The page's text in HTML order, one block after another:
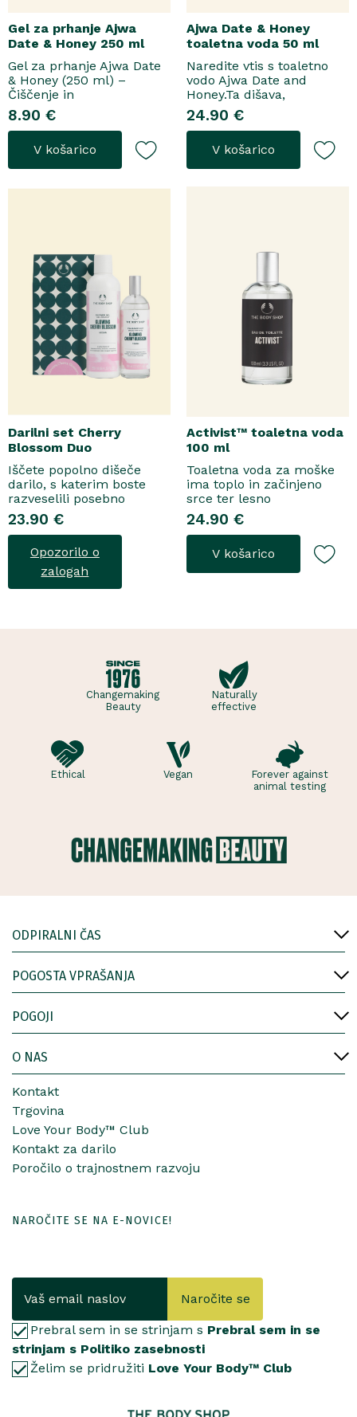
Gel za prhanje Ajwa
Date & Honey 250 ml
Gel za prhanje Ajwa Date
& Honey (250 ml) –
Čiščenje in
pomladitevSpremenite
svoje vsakodnevno
prhanje v razkošen
orientalski ritual z gelom
za prhanje Ajwa Date &
8.90 €
V košarico
Ajwa Date & Honey
toaletna voda 50 ml
Naredite vtis s toaletno
vodo Ajwa Date and
Honey.Ta dišava,
zasnovana tako za
razkošne priložnosti kot
za vsakodnevno nošenje,
se odpre z notami suhega
grozdja, labana in frezije,
24.90 €
V košarico
Darilni set Cherry
Blossom Duo
Iščete popolno dišeče
darilo, s katerim boste
razveselili posebno
osebo? Spoznajte naš
darilni set Cherry Blossom
Duo, popolno harmonijo
nežne nege in razkošnega
vonja, ki poskrbi za dobro
počutje vsak dan. Ta
23.90 €
Opozorilo o
zalogah
Activist™ toaletna voda
100 ml
Toaletna voda za moške
ima toplo in začinjeno
srce ter lesno
osnovo.Topel, začinjen
vonjToaletna voda..
24.90 €
V košarico
Changemaking
Beauty
Naturally
effective
Ethical Vegan
Forever against
animal testing
ODPIRALNI ČAS
POGOSTA VPRAŠANJA
POGOJI
O NAS
Kontakt
Trgovina
Love Your Body™ Club
Kontakt za darilo
Poročilo o trajnostnem razvoju
NAROČITE SE NA E-NOVICE!
Naročite se
Prebral sem in se strinjam s Prebral sem in se
strinjam s Politiko zasebnosti
Želim se pridružiti Love Your Body™ Club